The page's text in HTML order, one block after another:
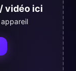
vidéo ici